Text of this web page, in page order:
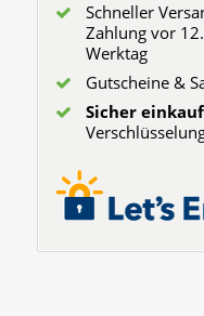
Schneller
Zahlung vor
Werktag
Gutscheine &
Sicher